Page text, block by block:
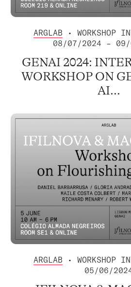
ARGLAB • WORKSHOP
08/07/2024 – 09/
GENAI 2024:
WORKSHOP ON
AI...
ARGLAB • WORKSHOP
05/06/